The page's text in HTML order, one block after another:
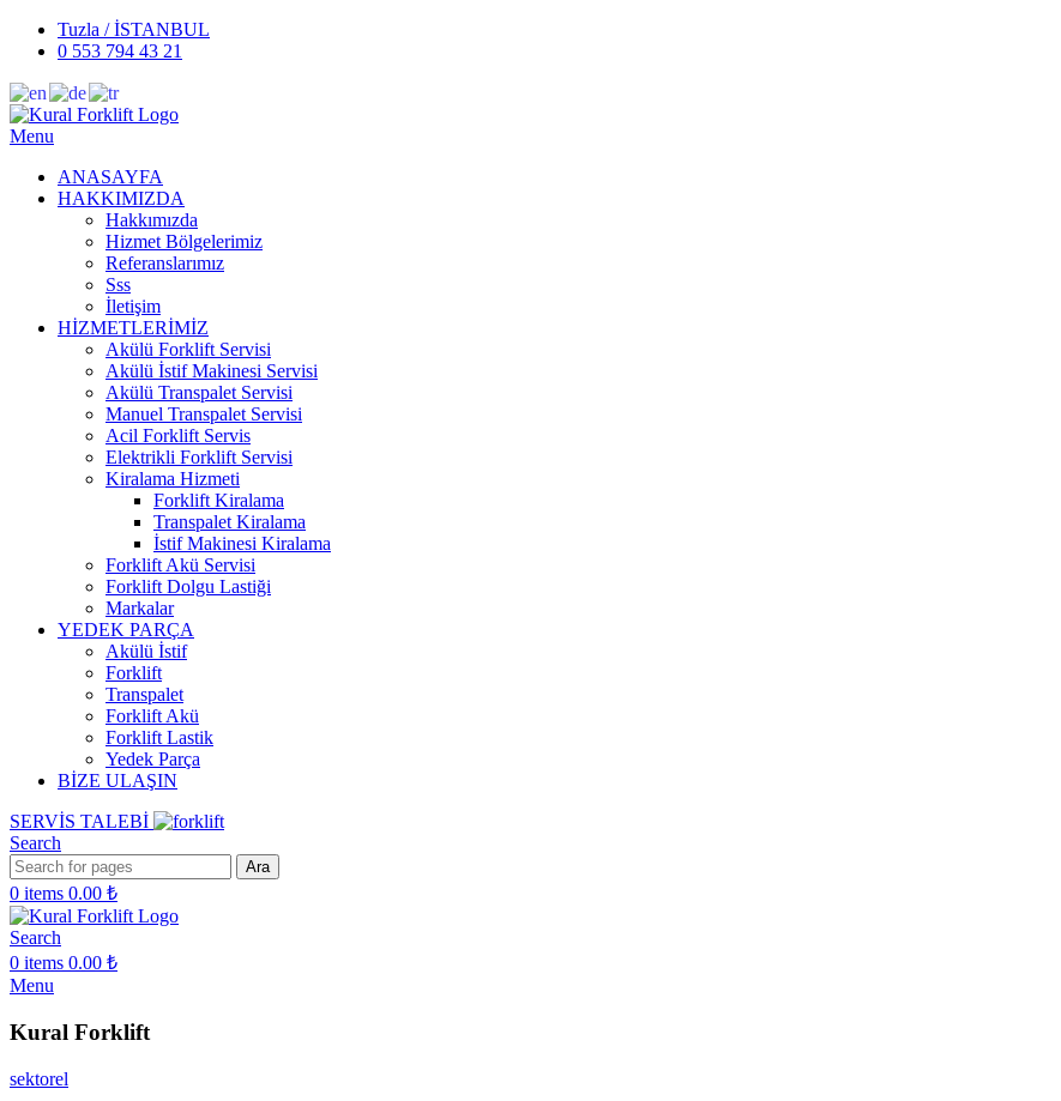
Tuzla / İSTANBUL
0 553 794 43 21
Menu
ANASAYFA
HAKKIMIZDA
Hakkımızda
Hizmet Bölgelerimiz
Referanslarımız
Sss
İletişim
HİZMETLERİMİZ
Akülü Forklift Servisi
Akülü İstif Makinesi Servisi
Akülü Transpalet Servisi
Manuel Transpalet Servisi
Acil Forklift Servis
Elektrikli Forklift Servisi
Kiralama Hizmeti
Forklift Kiralama
Transpalet Kiralama
İstif Makinesi Kiralama
Forklift Akü Servisi
Forklift Dolgu Lastiği
Markalar
YEDEK PARÇA
Akülü İstif
Forklift
Transpalet
Forklift Akü
Forklift Lastik
Yedek Parça
BİZE ULAŞIN
SERVİS TALEBİ
Search
Ara
0 items 0.00 ₺
Search
0 items 0.00 ₺
Menu
Kural Forklift
sektorel